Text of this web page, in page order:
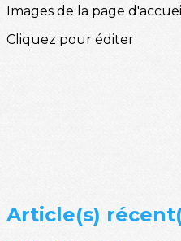
Images de la page d'accueil
Cliquez pour éditer
Article(s)